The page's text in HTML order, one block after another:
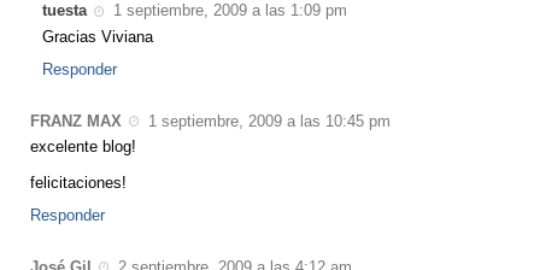
tuesta
1 septiembre, 2009 a las 1:09 pm
Gracias Viviana
Responder
FRANZ MAX
1 septiembre, 2009 a las 10:45 pm
excelente blog!
felicitaciones!
Responder